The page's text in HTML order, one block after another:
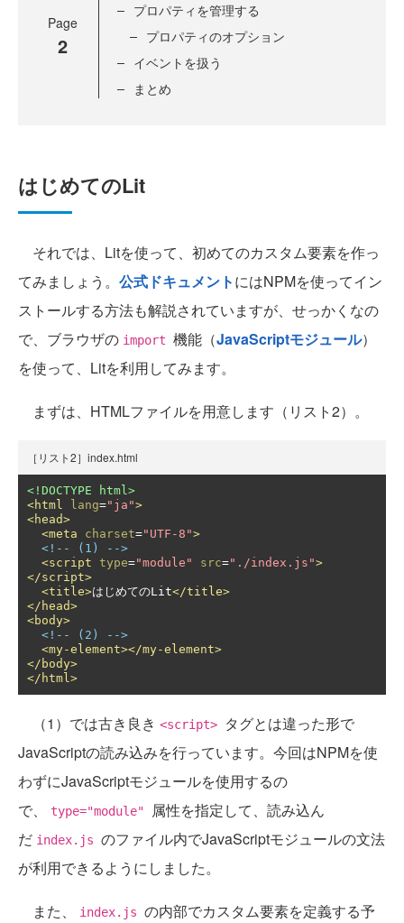
Page
2
プロパティを管理する
プロパティのオプション
イベントを扱う
まとめ
はじめてのLit
それでは、Litを使って、初めてのカスタム要素を作っ
てみましょう。 公式ドキュメントにはNPMを使ってイン
ストールする方法も解説されていますが、せっかくなの
で、ブラウザの import 機能（JavaScriptモジュール）
を使って、Litを利用してみます。
まずは、HTMLファイルを用意します（リスト2）。
［リスト2］index.html
<!DOCTYPE html>
<html
lang="ja">
<head>
<meta
charset="UTF-8">
<!-- (1) -->
<script type="module" src="./index.js">
</script>
<title>はじめてのLit</title>
</head>
<body>
<!-- (2) -->
<my-element></my-element>
</body>
</html>
（1）では古き良き <script>
タグとは違った形で
JavaScriptの読み込みを行っています。今回はNPMを使
わずにJavaScriptモジュールを使用するの
で、
type="module"
属性を指定して、読み込ん
だ index.js のファイル内でJavaScriptモジュールの文法
が利用できるようにしました。
また、 index.js の内部でカスタム要素を定義する予